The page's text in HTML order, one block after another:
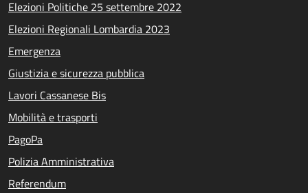
Elezioni Politiche 25 settembre 2022
Elezioni Regionali Lombardia 2023
Emergenza
Giustizia e sicurezza pubblica
Lavori Cassanese Bis
Mobilità e trasporti
PagoPa
Polizia Amministrativa
Referendum